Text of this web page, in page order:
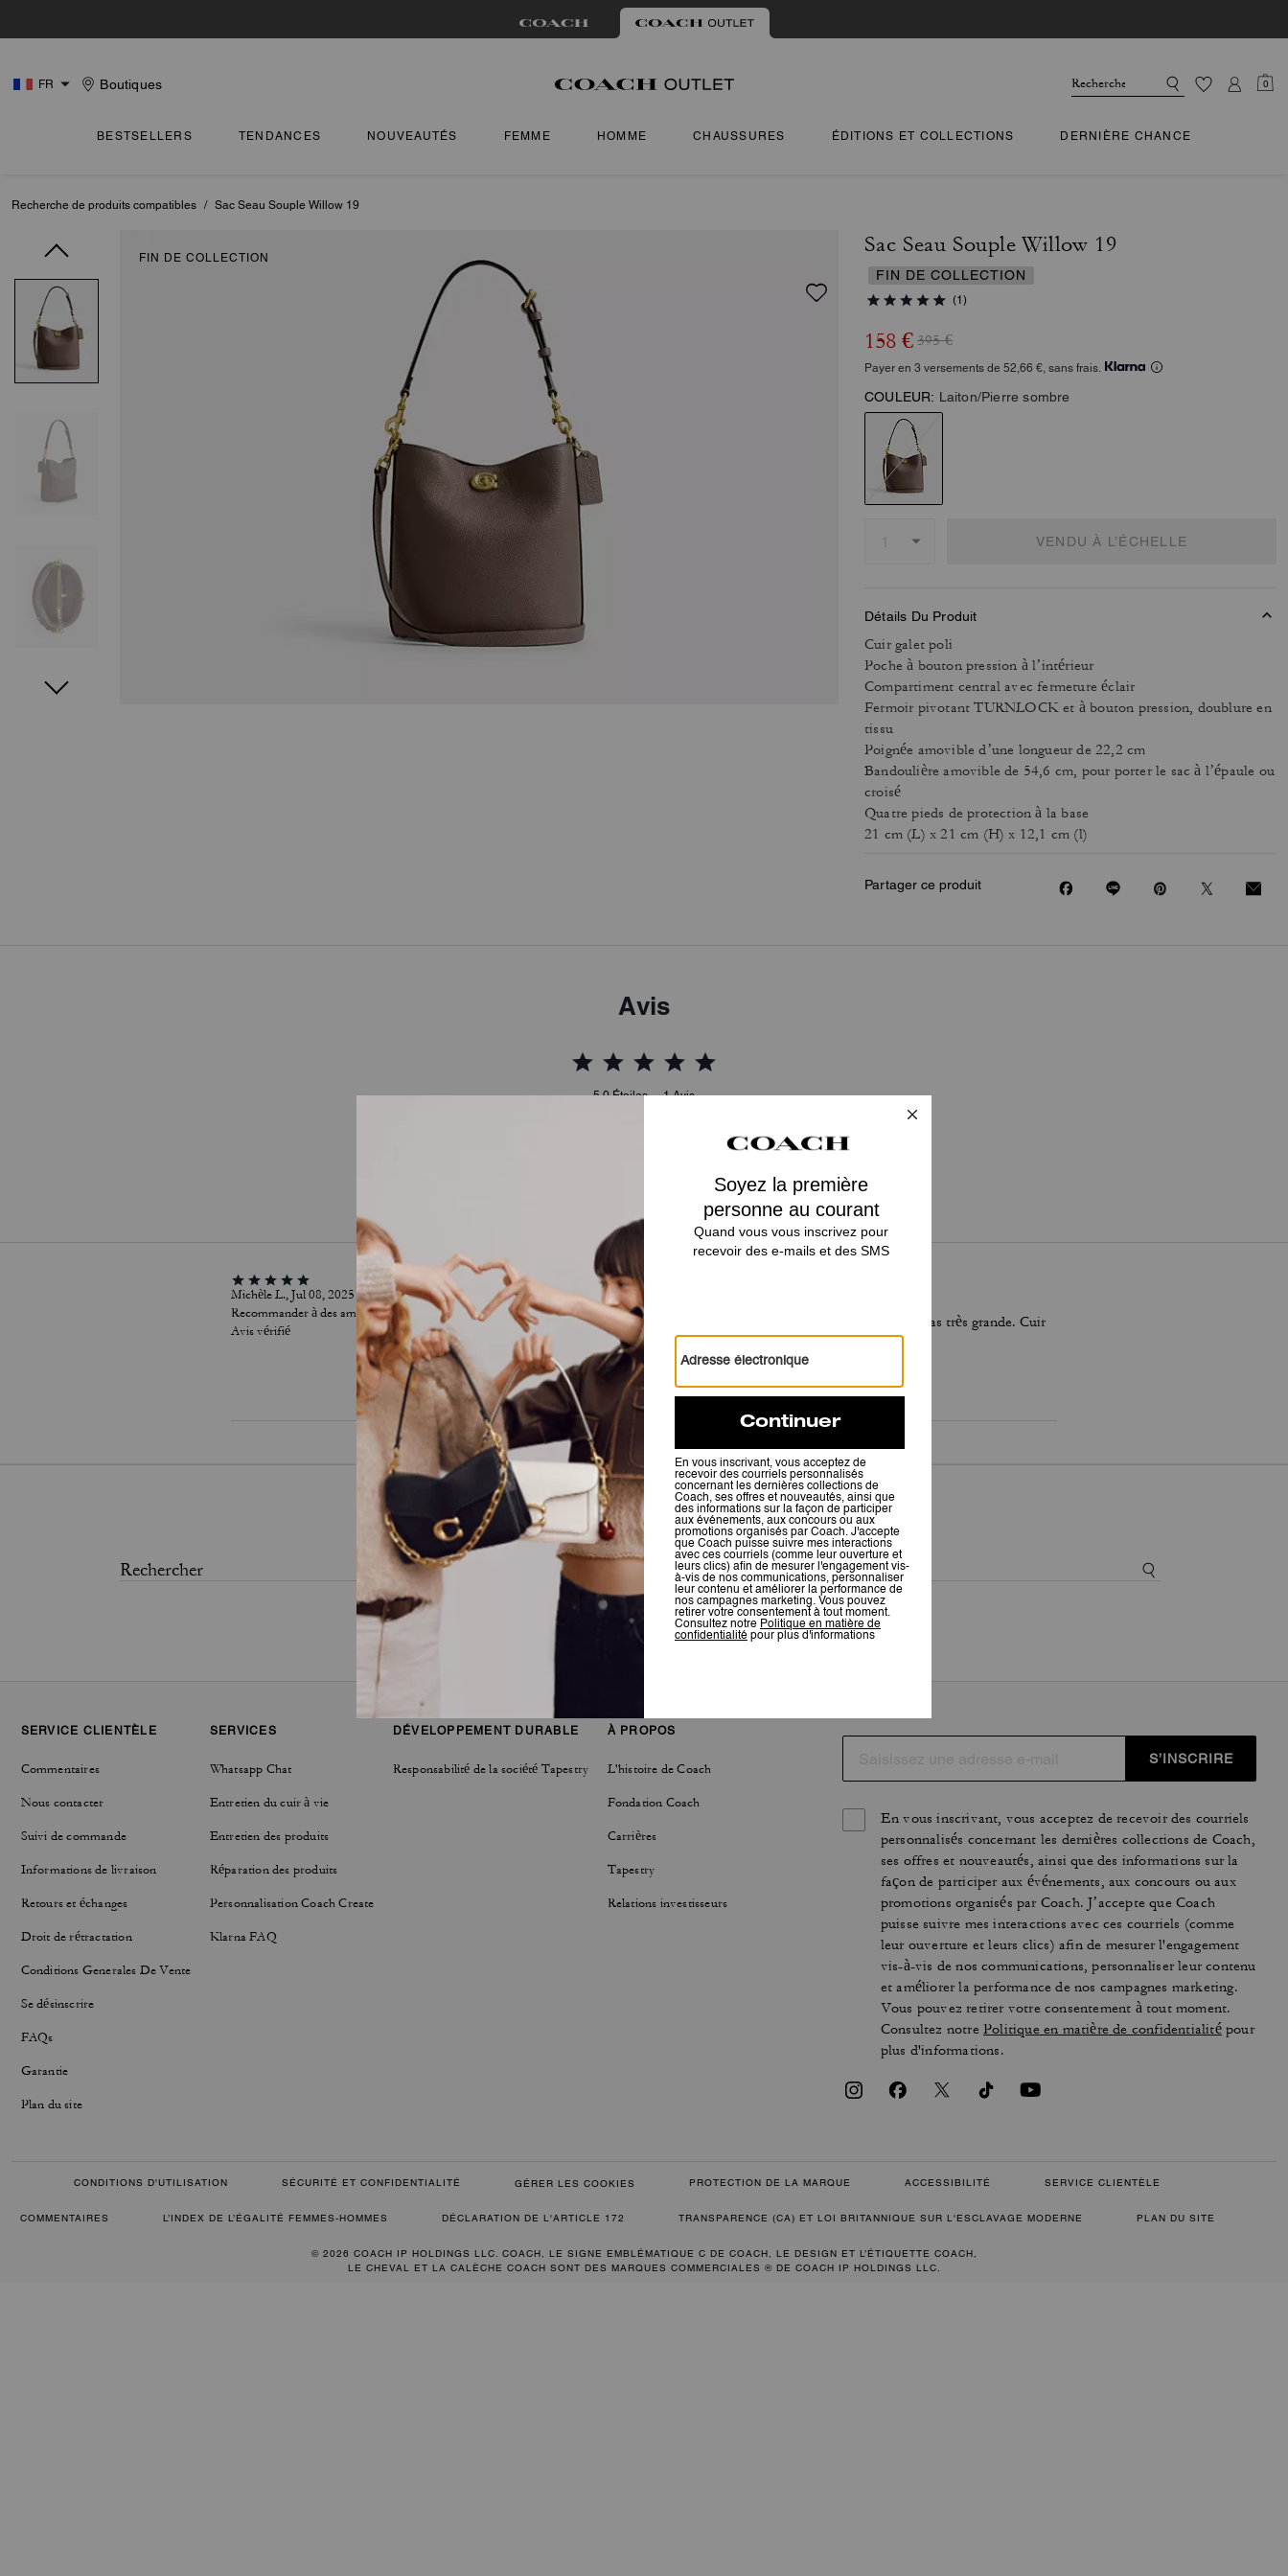
FR Boutiques 0
BESTSELLERS TENDANCES NOUVEAUTÉS FEMME HOMME CHAUSSURES ÉDITIONS ET COLLECTIONS DERNIÈRE CHANCE
Recherche de produits compatibles / Sac Seau Souple Willow 19
FIN DE COLLECTION
Sac Seau Souple Willow 19
FIN DE COLLECTION
(1)
158 € 395 €
Payer en 3 versements de 52,66 €, sans frais.
COULEUR: Laiton/Pierre sombre
VENDU À L’ÉCHELLE
Détails Du Produit
Cuir galet poli
Poche à bouton pression à l’intérieur
Compartiment central avec fermeture éclair
Fermoir pivotant TURNLOCK et à bouton pression, doublure en
tissu
Poignée amovible d’une longueur de 22,2 cm
Bandoulière amovible de 54,6 cm, pour porter le sac à l’épaule ou
croisé
Quatre pieds de protection à la base
21 cm (L) x 21 cm (H) x 12,1 cm (l)
Partager ce produit
Avis
5.0 Étoiles 1 Avis
Michèle L., Jul 08, 2025
Recommander à des amis :Oui
Avis vérifié
Très joli sac
Sac très pratique avec ses compartiments dans une bonne taille lorsque l on est pas très grande. Cuir
de bonne qualité et jolie couleur blanc craie
Cet avis vous a-t-il été utile ?
SERVICE CLIENTÈLE
Commentaires
Nous contacter
Suivi de commande
Informations de livraison
Retours et échanges
Droit de rétractation
Conditions Generales De Vente
Se désinscrire
FAQs
Garantie
Plan du site
SERVICES
Whatsapp Chat
Entretien du cuir à vie
Entretien des produits
Réparation des produits
Personnalisation Coach Create
Klarna FAQ
DÉVELOPPEMENT DURABLE
Responsabilité de la société Tapestry
À PROPOS
L'histoire de Coach
Fondation Coach
Carrières
Tapestry
Relations investisseurs
S’INSCRIRE
En vous inscrivant, vous acceptez de recevoir des courriels
personnalisés concernant les dernières collections de Coach,
ses offres et nouveautés, ainsi que des informations sur la
façon de participer aux événements, aux concours ou aux
promotions organisés par Coach. J’accepte que Coach
puisse suivre mes interactions avec ces courriels (comme
leur ouverture et leurs clics) afin de mesurer l'engagement
vis-à-vis de nos communications, personnaliser leur contenu
et améliorer la performance de nos campagnes marketing.
Vous pouvez retirer votre consentement à tout moment.
Consultez notrePolitique en matière de confidentialitépour
plus d'informations.
CONDITIONS D'UTILISATION SÉCURITÉ ET CONFIDENTIALITÉ GÉRER LES COOKIES PROTECTION DE LA MARQUE ACCESSIBILITÉ SERVICE CLIENTÈLE
COMMENTAIRES L’INDEX DE L’ÉGALITÉ FEMMES-HOMMES DÉCLARATION DE L'ARTICLE 172 TRANSPARENCE (CA) ET LOI BRITANNIQUE SUR L'ESCLAVAGE MODERNE PLAN DU SITE
© 2026 COACH IP HOLDINGS LLC. COACH, LE SIGNE EMBLÉMATIQUE C DE COACH, LE DESIGN ET L’ÉTIQUETTE COACH,
LE CHEVAL ET LA CALÈCHE COACH SONT DES MARQUES COMMERCIALES ® DE COACH IP HOLDINGS LLC.